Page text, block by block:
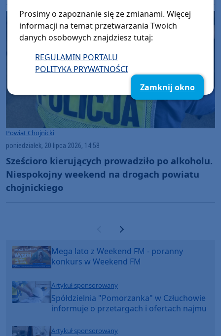
odwiedzić muzeum PNBT? (WIDEO)
Powiat Chojnicki
poniedziałek, 20 lipca 2026, 14:58
Sześcioro kierujących prowadziło po alkoholu.
Niespokojny weekend na drogach powiatu
chojnickiego
Poprzednia strona
Następna strona
Mega lato z Weekend FM - poranny
konkurs w Weekend FM
Artykuł sponsorowany
Spółdzielnia "Pomorzanka" w Człuchowie
informuje o przetargach i ofertach najmu
Artykuł sponsorowany
Prosimy o zapoznanie się ze zmianami. Więcej
informacji na temat przetwarzania Twoich
danych osobowych znajdziesz tutaj:
REGULAMIN PORTALU
POLITYKA PRYWATNOŚCI
Zamknij okno